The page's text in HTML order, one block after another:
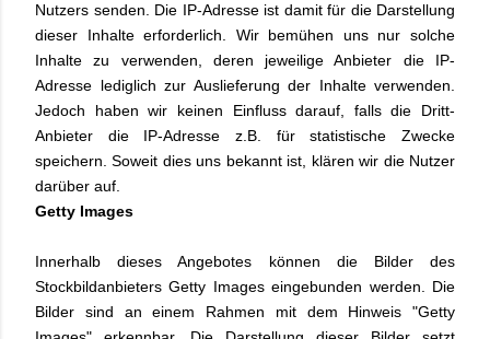
Nutzers senden. Die IP-Adresse ist damit für die Darstellung
dieser Inhalte erforderlich. Wir bemühen uns nur solche
Inhalte zu verwenden, deren jeweilige Anbieter die IP-
Adresse lediglich zur Auslieferung der Inhalte verwenden.
Jedoch haben wir keinen Einfluss darauf, falls die Dritt-
Anbieter die IP-Adresse z.B. für statistische Zwecke
speichern. Soweit dies uns bekannt ist, klären wir die Nutzer
darüber auf.
Getty Images
Innerhalb dieses Angebotes können die Bilder des
Stockbildanbieters Getty Images eingebunden werden. Die
Bilder sind an einem Rahmen mit dem Hinweis "Getty